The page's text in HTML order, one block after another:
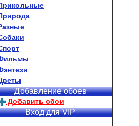
Добавление обоев
Добавить обои
Вход для VIP